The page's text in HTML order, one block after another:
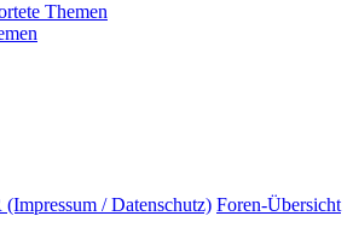
Themen
/ Datenschutz) Foren-Übersicht